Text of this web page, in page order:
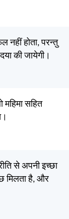
नहीं होता, परन्तु
की जायेगी।
सहित
से अपनी इच्छा
मिलता है, और